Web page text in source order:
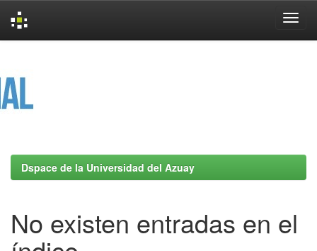
Dspace de la Universidad del Azuay
No existen entradas en el